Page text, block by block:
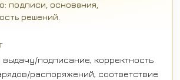
подписи, основания,
решений.
подписание, корректность
распоряжений, соответствие